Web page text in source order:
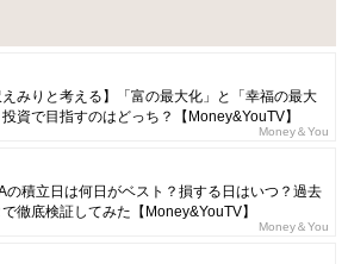
えみりと考える】「富の最大化」と「幸福の最大
資で目指すのはどっち？【Money&YouTV】
Money＆You
の積立日は何日がベスト？損する日はいつ？過去
徹底検証してみた【Money&YouTV】
Money＆You